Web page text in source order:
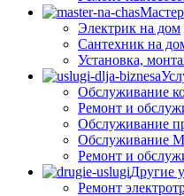
Электрик на дом
Сантехник на
Установка,
Обслуживание
Ремонт и
Обслуживание
Обслуживание
Ремонт и
Другие
Ремонт